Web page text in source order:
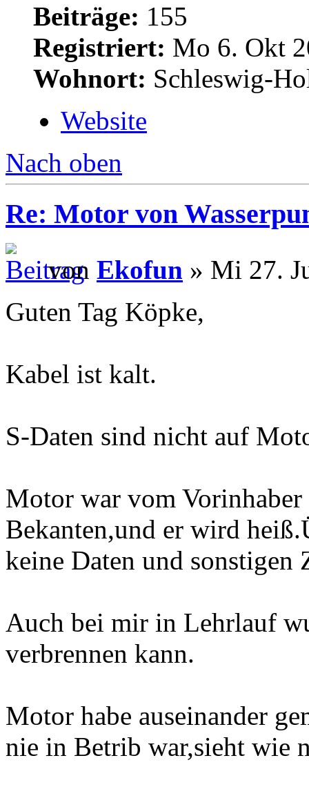
Beiträge: 155
Registriert: Mo 6. Okt
Wohnort: Schleswig-
Website
Nach oben
Re: Motor von
von Ekofun » Mi 27.
Guten Tag Köpke,
Kabel ist kalt.
S-Daten sind nicht auf
Motor war vom
Bekanten,und er wird
keine Daten und sonstigen
Auch bei mir in Lehrlauf
verbrennen kann.
Motor habe auseinander
nie in Betrib war,sieht wie